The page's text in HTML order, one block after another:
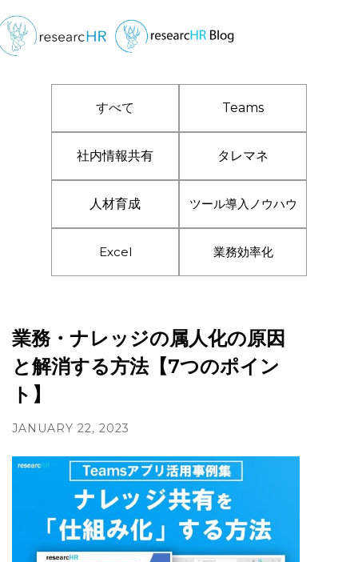
すべて Teams
社内情報共有 タレマネ
人材育成 ツール導入ノウハウ
Excel 業務効率化
業務・ナレッジの属人化の原因
と解消する方法【7つのポイン
ト】
JANUARY 22, 2023